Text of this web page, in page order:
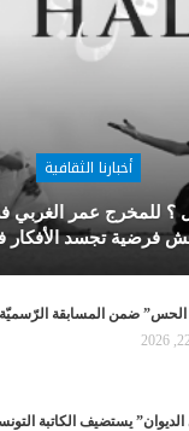
أخبارنا الثقافية
هل ؟ للمخرج عمر
فرضية تجسد
ضمن المسابقة الرّسميّة للدّورة 76
الديوان” يستضيف الكاتبة